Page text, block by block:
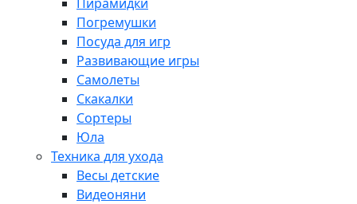
Погремушки
Посуда для игр
Развивающие игры
Самолеты
Скакалки
Сортеры
Юла
Техника для ухода
Весы детские
Видеоняни